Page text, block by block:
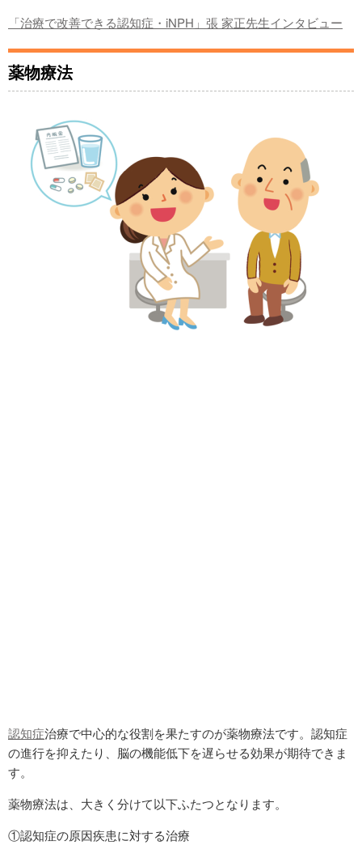
「治療で改善できる認知症・iNPH」張 家正先生インタビュー
薬物療法
認知症治療で中心的な役割を果たすのが薬物療法です。認知症
の進行を抑えたり、脳の機能低下を遅らせる効果が期待できま
す。
薬物療法は、大きく分けて以下ふたつとなります。
①認知症の原因疾患に対する治療